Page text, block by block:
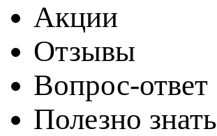
Акции
Отзывы
Вопрос-ответ
Полезно знать